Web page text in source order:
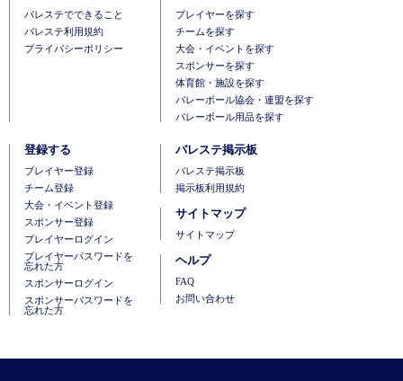
バレステでできること
バレステ利用規約
プライバシーポリシー
プレイヤーを探す
チームを探す
大会・イベントを探す
スポンサーを探す
体育館・施設を探す
バレーボール協会・連盟を探す
バレーボール用品を探す
登録する
ブレイヤー登録
チーム登録
大会・イベント登録
スポンサー登録
プレイヤーログイン
プレイヤーパスワードを
忘れた方
スポンサーログイン
スポンサーパスワードを
忘れた方
バレステ掲示板
バレステ掲示板
掲示板利用規約
サイトマップ
サイトマップ
ヘルプ
FAQ
お問い合わせ